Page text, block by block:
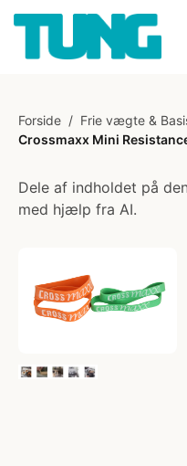
Forside / Frie vægte &
Crossmaxx Mini
Dele af indholdet på
med hjælp fra AI.